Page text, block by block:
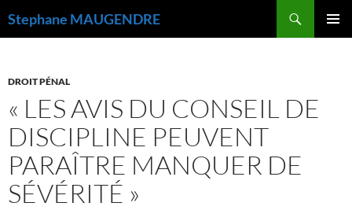
Stephane MAUGENDRE
DROIT PÉNAL
« LES AVIS DU CONSEIL DE
DISCIPLINE PEUVENT
PARAÎTRE MANQUER DE
SÉVÉRITÉ »